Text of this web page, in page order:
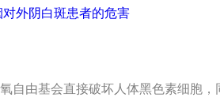
对外阴白斑患者的危害
由基会直接破坏人体黑色素细胞，